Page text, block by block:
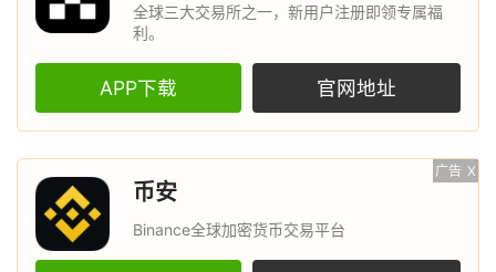
全球三大交易所之一，新用户注册即领专属福
利。
APP下载 官网地址
广告 X
币安
Binance全球加密货币交易平台